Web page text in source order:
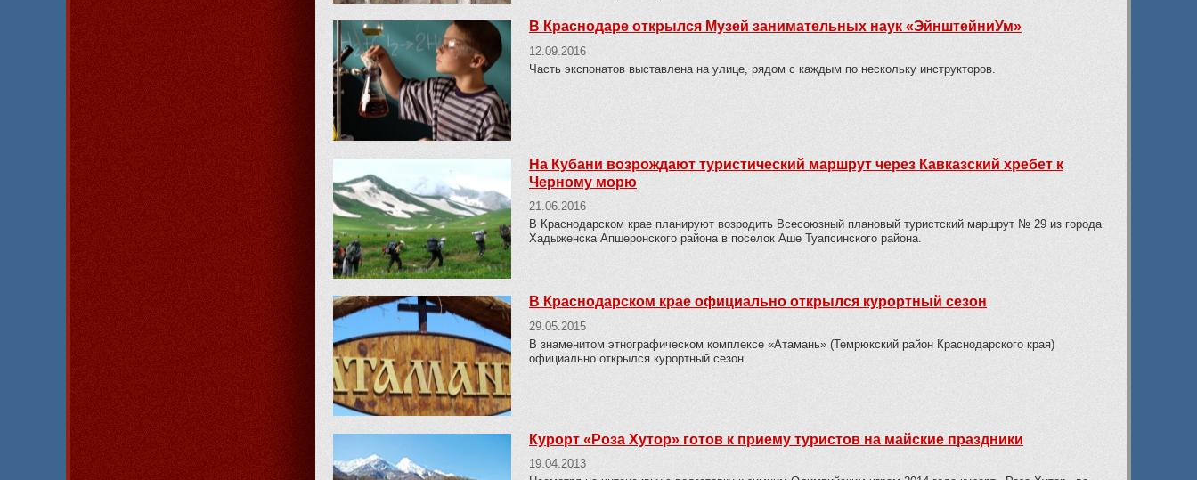
В Краснодаре открылся Музей занимательных наук «ЭйнштейниУм»
12.09.2016
Часть экспонатов выставлена на улице, рядом с каждым по нескольку инструкторов.
На Кубани возрождают туристический маршрут через Кавказский хребет к
Черному морю
21.06.2016
В Краснодарском крае планируют возродить Всесоюзный плановый туристский маршрут № 29 из города
Хадыженска Апшеронского района в поселок Аше Туапсинского района.
В Краснодарском крае официально открылся курортный сезон
29.05.2015
В знаменитом этнографическом комплексе «Атамань» (Темрюкский район Краснодарского края)
официально открылся курортный сезон.
Курорт «Роза Хутор» готов к приему туристов на майские праздники
19.04.2013